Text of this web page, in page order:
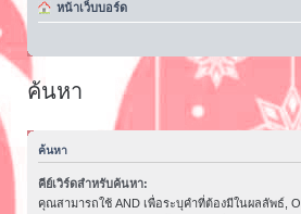
หน้าเว็บบอร์ด
ค้นหา
ค้นหา
คีย์เวิร์ดสำหรับค้นหา:
คุณสามารถใช้ AND เพื่อระบุคำที่ต้องมีในผลลัพธ์,